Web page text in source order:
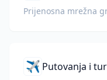
Prijenosna mrežna
✈️ Putovanja i